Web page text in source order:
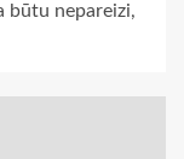
būtu nepareizi,